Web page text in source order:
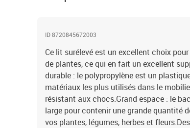
ID 8720845672003
Ce lit surélevé est un excellent choix
de plantes, ce qui en fait un excellent
durable : le polypropylène est un
matériaux les plus utilisés dans le
résistant aux chocs.Grand espace : le
large pour contenir une grande quantité
vos plantes, légumes, herbes et